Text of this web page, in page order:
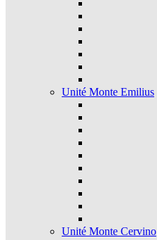
Unité Monte Emilius
Unité Monte Cervino